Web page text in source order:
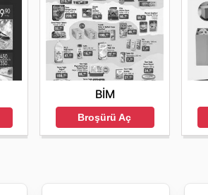
BİM
Broşürü Aç